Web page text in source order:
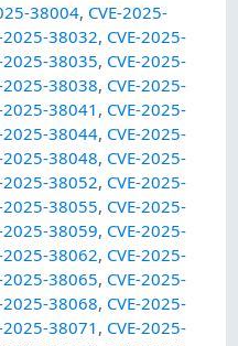
38004, CVE-2025-
2025-38032, CVE-2025-
2025-38035, CVE-2025-
2025-38038, CVE-2025-
2025-38041 , CVE-2025-
2025-38044, CVE-2025-
2025-38048, CVE-2025-
2025-38052, CVE-2025-
2025-38055, CVE-2025-
2025-38059, CVE-2025-
2025-38062, CVE-2025-
2025-38065, CVE-2025-
2025-38068, CVE-2025-
2025-38071 , CVE-2025-